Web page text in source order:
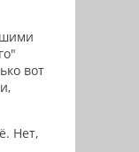
вот
Нет,